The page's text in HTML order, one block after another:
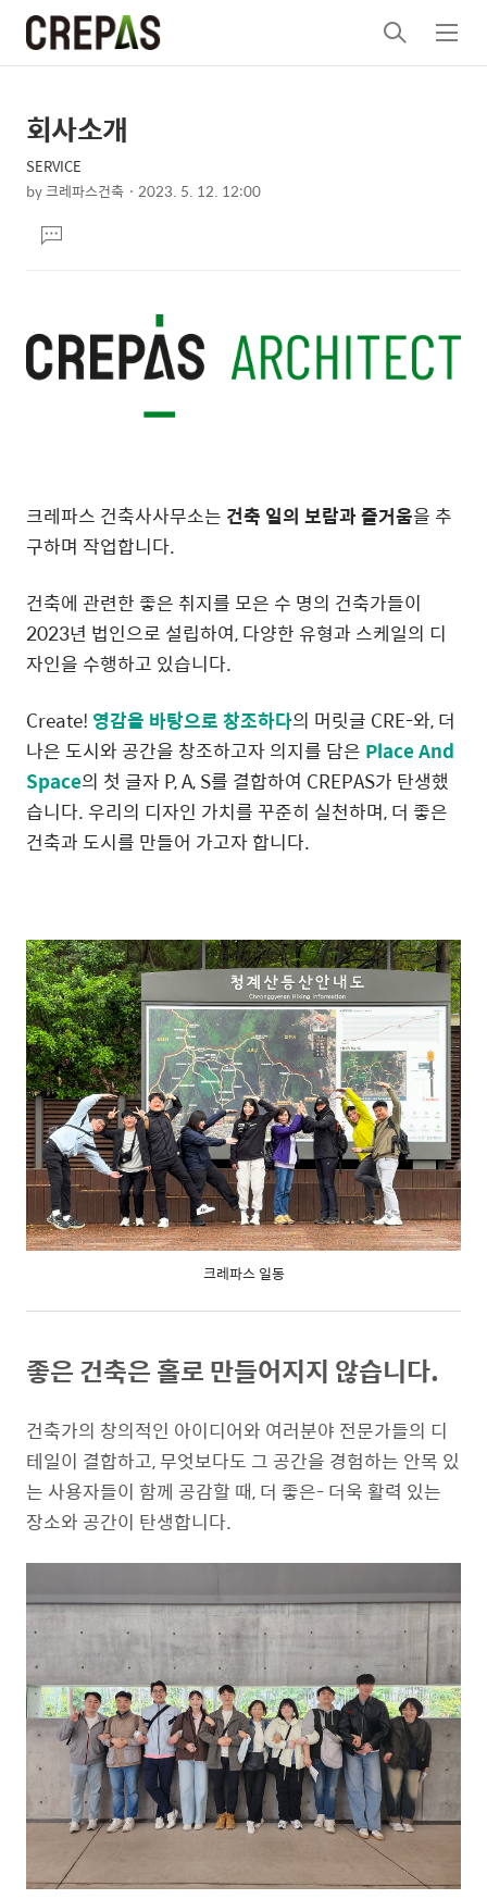
검
색
메
뉴
상
세
컨
텐
츠
본
제
목
회사소개
SERVICE
by크레파스건축 2023. 5. 12. 12:00
문댓
글
크레파스 건축사사무소는 건축 일의 보람과 즐거움을 추
구하며 작업합니다.
건축에 관련한 좋은 취지를 모은 수 명의 건축가들이
2023년 법인으로 설립하여, 다양한 유형과 스케일의 디
자인을 수행하고 있습니다.
Create! 영감을 바탕으로 창조하다의 머릿글 CRE-와, 더
나은 도시와 공간을 창조하고자 의지를 담은 Place And
Space의 첫 글자 P, A, S를 결합하여 CREPAS가 탄생했
습니다. 우리의 디자인 가치를 꾸준히 실천하며, 더 좋은
건축과 도시를 만들어 가고자 합니다.
크레파스 일동
좋은 건축은 홀로 만들어지지 않습니다.
건축가의 창의적인 아이디어와 여러분야 전문가들의 디
테일이 결합하고, 무엇보다도 그 공간을 경험하는 안목 있
는 사용자들이 함께 공감할 때, 더 좋은- 더욱 활력 있는
장소와 공간이 탄생합니다.